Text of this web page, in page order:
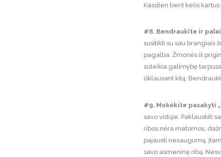
Kasdien bent kelis
#8. Bendraukite ir
susitikti su sau brangiais
pagalba. Žmonės iš
suteikia galimybę
išklausant kitą.
#9. Mokėkite pasakyti
savo viduje. Paklauskiti
ribos nėra matomos,
pajausti nesaugumą,
savo asmeninę ribą.